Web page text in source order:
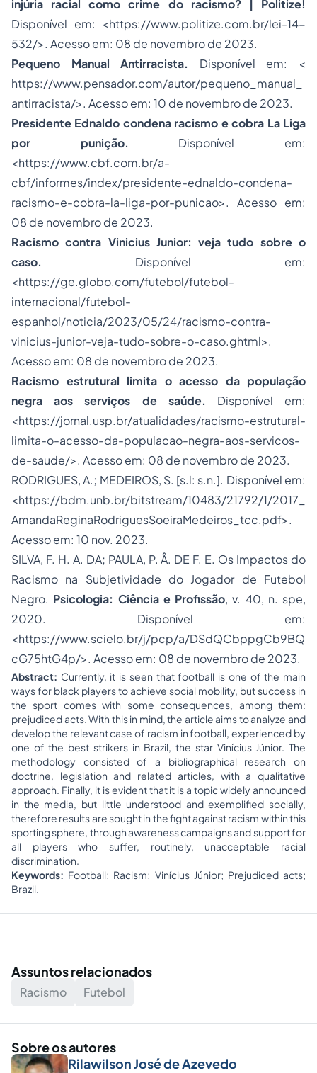
injúria racial como crime do racismo? | Politize!
Disponível em: <https://www.politize.com.br/lei-14-
532/>. Acesso em: 08 de novembro de 2023.
Pequeno Manual Antirracista.
Disponível em: <
https://www.pensador.com/autor/pequeno_manual_
antirracista/>. Acesso em: 10 de novembro de 2023.
Presidente Ednaldo condena racismo e cobra La Liga
por punição. Disponível em:
<https://www.cbf.com.br/a-
cbf/informes/index/presidente-ednaldo-condena-
racismo-e-cobra-la-liga-por-punicao>. Acesso em:
08 de novembro de 2023.
Racismo contra Vinicius Junior: veja tudo sobre o
caso. Disponível em:
<https://ge.globo.com/futebol/futebol-
internacional/futebol-
espanhol/noticia/2023/05/24/racismo-contra-
vinicius-junior-veja-tudo-sobre-o-caso.ghtml>.
Acesso em: 08 de novembro de 2023.
Racismo estrutural limita o acesso da população
negra aos serviços de saúde. Disponível em:
<https://jornal.usp.br/atualidades/racismo-estrutural-
limita-o-acesso-da-populacao-negra-aos-servicos-
de-saude/>. Acesso em: 08 de novembro de 2023.
RODRIGUES, A.; MEDEIROS, S. [s.l: s.n.]. Disponível em:
<https://bdm.unb.br/bitstream/10483/21792/1/2017_
AmandaReginaRodriguesSoeiraMedeiros_tcc.pdf>.
Acesso em: 10 nov. 2023.
SILVA, F. H. A. DA; PAULA, P. Â. DE F. E. Os Impactos do
Racismo na Subjetividade do Jogador de Futebol
Negro. Psicologia: Ciência e Profissão, v. 40, n. spe,
2020. Disponível em:
<https://www.scielo.br/j/pcp/a/DSdQCbppgCb9BQ
cG75htG4p/>. Acesso em: 08 de novembro de 2023.
Abstract: Currently, it is seen that football is one of the main
ways for black players to achieve social mobility, but success in
the sport comes with some consequences, among them:
prejudiced acts. With this in mind, the article aims to analyze and
develop the relevant case of racism in football, experienced by
one of the best strikers in Brazil, the star Vinícius Júnior. The
methodology consisted of a bibliographical research on
doctrine, legislation and related articles, with a qualitative
approach. Finally, it is evident that it is a topic widely announced
in the media, but little understood and exemplified socially,
therefore results are sought in the fight against racism within this
sporting sphere, through awareness campaigns and support for
all players who suffer, routinely, unacceptable racial
discrimination.
Keywords: Football; Racism; Vinícius Júnior; Prejudiced acts;
Brazil.
Assuntos relacionados
Racismo Futebol
Sobre os autores
Rilawilson José de Azevedo